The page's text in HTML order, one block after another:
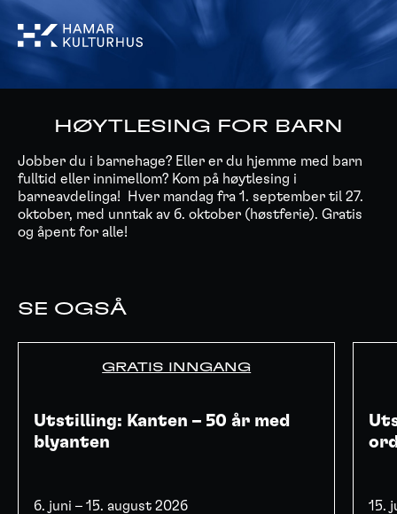
HØYTLESING FOR BARN
Jobber du i barnehage? Eller er du hjemme med barn
fulltid eller innimellom? Kom på høytlesing i
barneavdelinga! Hver mandag fra 1. september til 27.
oktober, med unntak av 6. oktober (høstferie). Gratis
og åpent for alle!
SE OGSÅ
GRATIS INNGANG
Utstilling: Kanten – 50 år med
blyanten
6. juni – 15. august 2026 15.